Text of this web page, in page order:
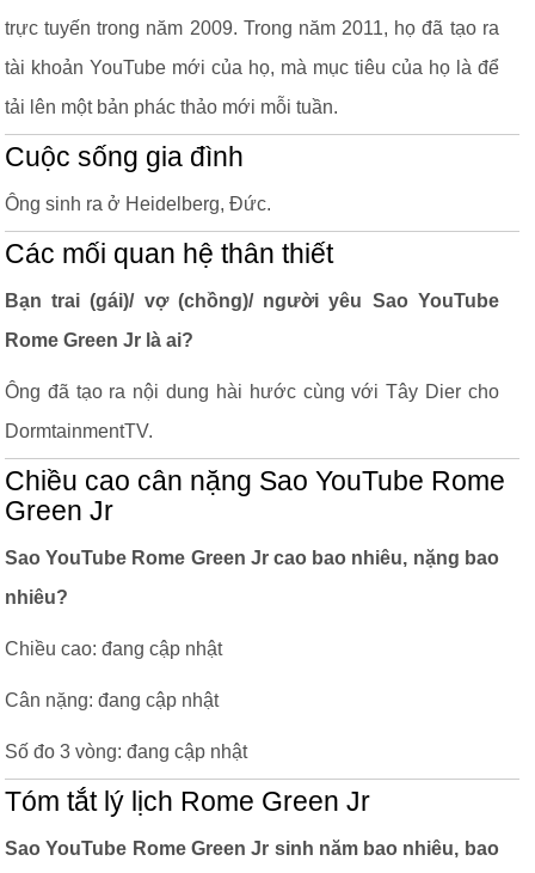
trực tuyến trong năm 2009. Trong năm 2011, họ đã tạo ra
tài khoản YouTube mới của họ, mà mục tiêu của họ là để
tải lên một bản phác thảo mới mỗi tuần.
Cuộc sống gia đình
Ông sinh ra ở Heidelberg, Đức.
Các mối quan hệ thân thiết
Bạn trai (gái)/ vợ (chồng)/ người yêu Sao YouTube
Rome Green Jr là ai?
Ông đã tạo ra nội dung hài hước cùng với Tây Dier cho
DormtainmentTV.
Chiều cao cân nặng Sao YouTube Rome
Green Jr
Sao YouTube Rome Green Jr cao bao nhiêu, nặng bao
nhiêu?
Chiều cao: đang cập nhật
Cân nặng: đang cập nhật
Số đo 3 vòng: đang cập nhật
Tóm tắt lý lịch Rome Green Jr
Sao YouTube Rome Green Jr sinh năm bao nhiêu, bao